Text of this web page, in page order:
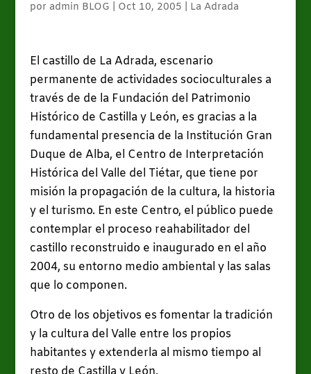
por admin BLOG Oct 10, 2005 La Adrada
El castillo de La Adrada, escenario
permanente de actividades socioculturales a
través de de la Fundación del Patrimonio
Histórico de Castilla y León, es gracias a la
fundamental presencia de la Institución Gran
Duque de Alba, el Centro de Interpretación
Histórica del Valle del Tiétar, que tiene por
misión la propagación de la cultura, la historia
y el turismo. En este Centro, el público puede
contemplar el proceso reahabilitador del
castillo reconstruido e inaugurado en el año
2004, su entorno medio ambiental y las salas
que lo componen.
Otro de los objetivos es fomentar la tradición
y la cultura del Valle entre los propios
habitantes y extenderla al mismo tiempo al